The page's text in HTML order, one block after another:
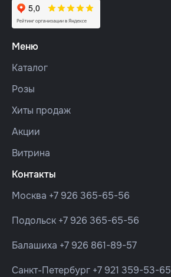
Меню
Каталог
Розы
Хиты продаж
Акции
Витрина
Контакты
Москва +7 926 365-65-56
Подольск +7 926 365-65-56
Балашиха +7 926 861-89-57
Санкт-Петербург +7 921 359-53-65